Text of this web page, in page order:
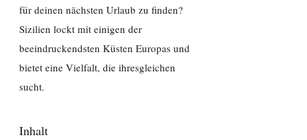
für deinen nächsten Urlaub zu finden?
Sizilien lockt mit einigen der
beeindruckendsten Küsten Europas und
bietet eine Vielfalt, die ihresgleichen
sucht.
Inhalt